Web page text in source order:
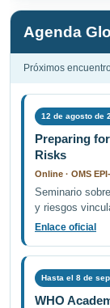
Agenda
Próximos
12 de agosto de
Preparing
Risks
Online · OMS
Seminario
y riesgos
Enlace oficial
Hasta el 8 de
WHO